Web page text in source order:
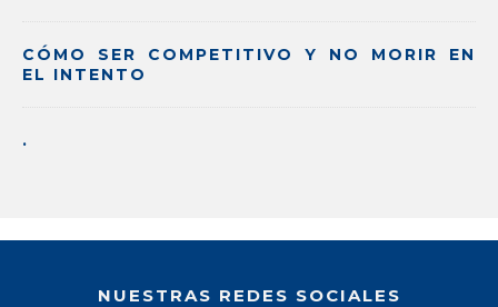
CÓMO SER COMPETITIVO Y NO MORIR EN
EL INTENTO
.
NUESTRAS REDES SOCIALES